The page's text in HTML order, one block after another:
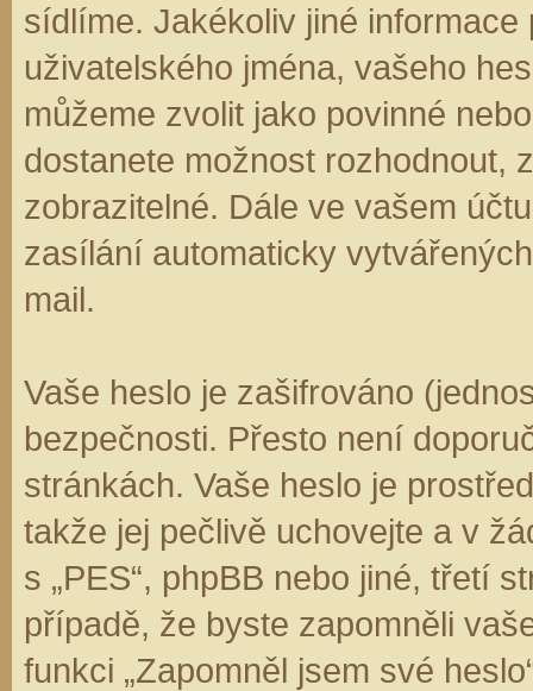
sídlíme. Jakékoliv jiné informace
uživatelského jména, vašeho
můžeme zvolit jako povinné
dostanete možnost rozhodnout,
zobrazitelné. Dále ve vašem
zasílání automaticky
mail.
Vaše heslo je zašifrováno
bezpečnosti. Přesto není
stránkách. Vaše heslo je
takže jej pečlivě uchovejte a v
s „PES“, phpBB nebo jiné, třetí
případě, že byste zapomněli
funkci „Zapomněl jsem své